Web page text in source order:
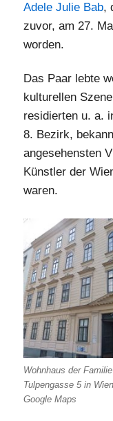
Adele Julie Bab,
zuvor, am 27.
worden.
Das Paar lebte
kulturellen
residierten u. a.
8. Bezirk,
angesehensten
Künstler der
waren.
Wohnhaus der
Tulpengasse 5 in
Google Maps